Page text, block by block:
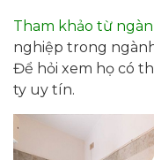
Tham khảo từ
nghiệp trong
Để hỏi xem họ có
ty uy tín.